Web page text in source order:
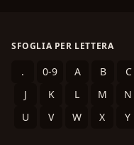
SFOGLIA PER LETTERA
. 0-9 A B C
J
K L M N
U
V W X Y